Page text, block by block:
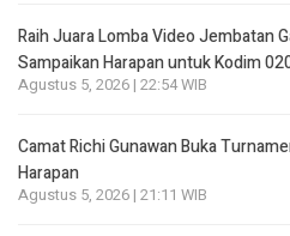
Raih Juara Lomba Video Jembatan
Sampaikan Harapan untuk Kodim
Agustus 5, 2026 | 22:54 WIB
Camat Richi Gunawan Buka
Harapan
Agustus 5, 2026 | 21:11 WIB